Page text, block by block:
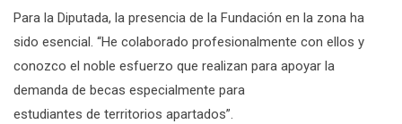
Para la Diputada, la presencia de la Fundación en la zona ha
sido esencial. “He colaborado profesionalmente con ellos y
conozco el noble esfuerzo que realizan para apoyar la
demanda de becas especialmente para
estudiantes de territorios apartados”.